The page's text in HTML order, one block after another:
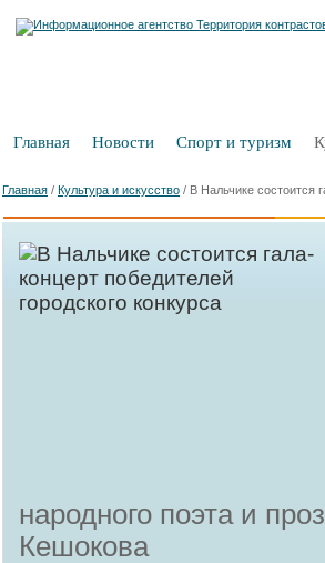
Главная Новости Спорт и туризм
Главная / Культура и искусство / В Нальчике состоится
народного поэта и
Кешокова